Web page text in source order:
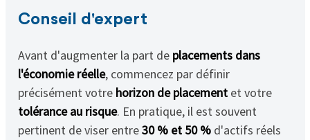
Conseil d'expert
Avant d'augmenter la part de placements dans
l'économie réelle, commencez par définir
précisément votre horizon de placementet votre
tolérance au risque. En pratique, il est souvent
pertinent de viser entre30 % et 50 %d'actifs réels